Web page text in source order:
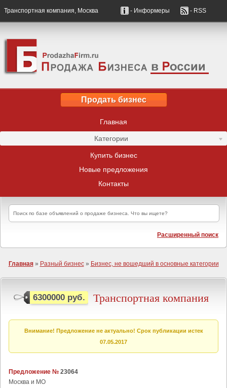
Транспортная компания, Москва - Информеры - RSS
Продать бизнес
Главная
Категории
Купить бизнес
Новые предложения
Контакты
Расширенный поиск
Главная» Разный бизнес» Бизнес, не вошедший в основные категории
6300000 руб. Транспортная компания
Внимание! Предложение не актуально! Срок публикации истек
07.05.2017
Предложение № 23064
Москва и МО